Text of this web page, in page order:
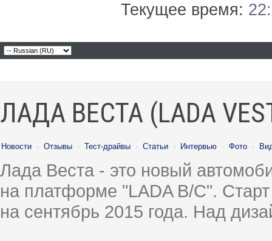
Текущее время:
ЛАДА ВЕСТА (LADA
Новости · Отзывы · Тест-драйвы · Статьи · Интервью · Фото ·
Лада Веста - это новый
на платформе "LADA B/C".
на сентябрь 2015 года. Над